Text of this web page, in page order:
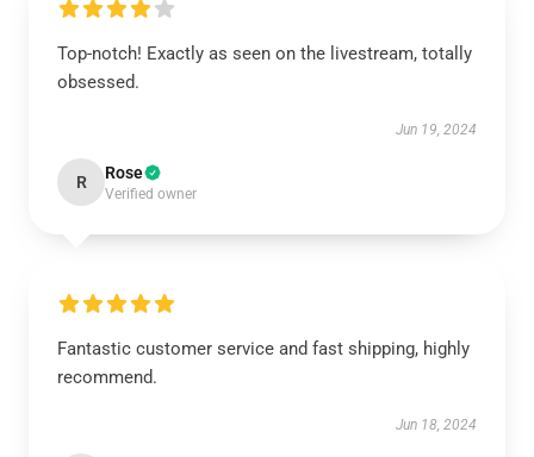
Top-notch! Exactly as seen on the livestream, totally
obsessed.
Jun 19, 2024
R Rose
Verified owner
Fantastic customer service and fast shipping, highly
recommend.
Jun 18, 2024